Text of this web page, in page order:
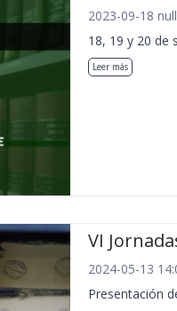
2023-09-18 null
18, 19 y 20 de
Leer más
VI
2024-05-13
Presentación